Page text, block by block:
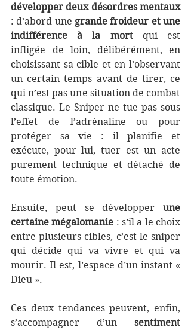
développer deux désordres mentaux
: d’abord une grande froideur et une
indifférence à la mort qui est
infligée de loin, délibérément, en
choisissant sa cible et en l’observant
un certain temps avant de tirer, ce
qui n’est pas une situation de combat
classique. Le Sniper ne tue pas sous
l’effet de l’adrénaline ou pour
protéger sa vie : il planifie et
exécute, pour lui, tuer est un acte
purement technique et détaché de
toute émotion.
Ensuite, peut se développer une
certaine mégalomanie : s’il a le choix
entre plusieurs cibles, c’est le sniper
qui décide qui va vivre et qui va
mourir. Il est, l’espace d’un instant «
Dieu ».
Ces deux tendances peuvent, enfin,
s’accompagner d’un sentiment